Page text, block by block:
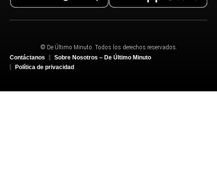
© De Último Minuto. Todos los derechos reservados.
Contáctanos
Sobre Nosotros – De Último Minuto
Política de privacidad